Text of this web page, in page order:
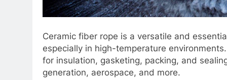
Ceramic fiber rope is a versatile and
especially in high-temperature
for insulation, gasketing, packing, and
generation, aerospace, and more.